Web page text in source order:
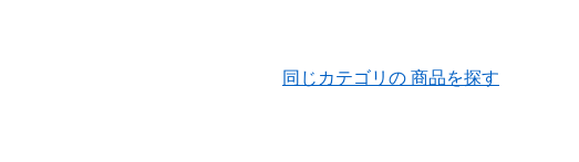
同じカテゴリの 商品を探す